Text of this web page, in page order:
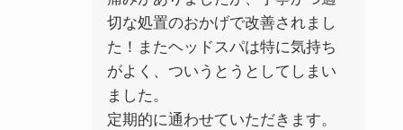
切な処置のおかげで改善されまし
た！またヘッドスパは特に気持ち
がよく、ついうとうとしてしまい
ました。
定期的に通わせていただきます。